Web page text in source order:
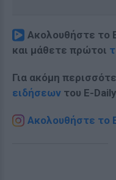
Ακολουθήστε το
και μάθετε πρώτοι
Για ακόμη
ειδήσεων του E-
Ακολουθήστε το